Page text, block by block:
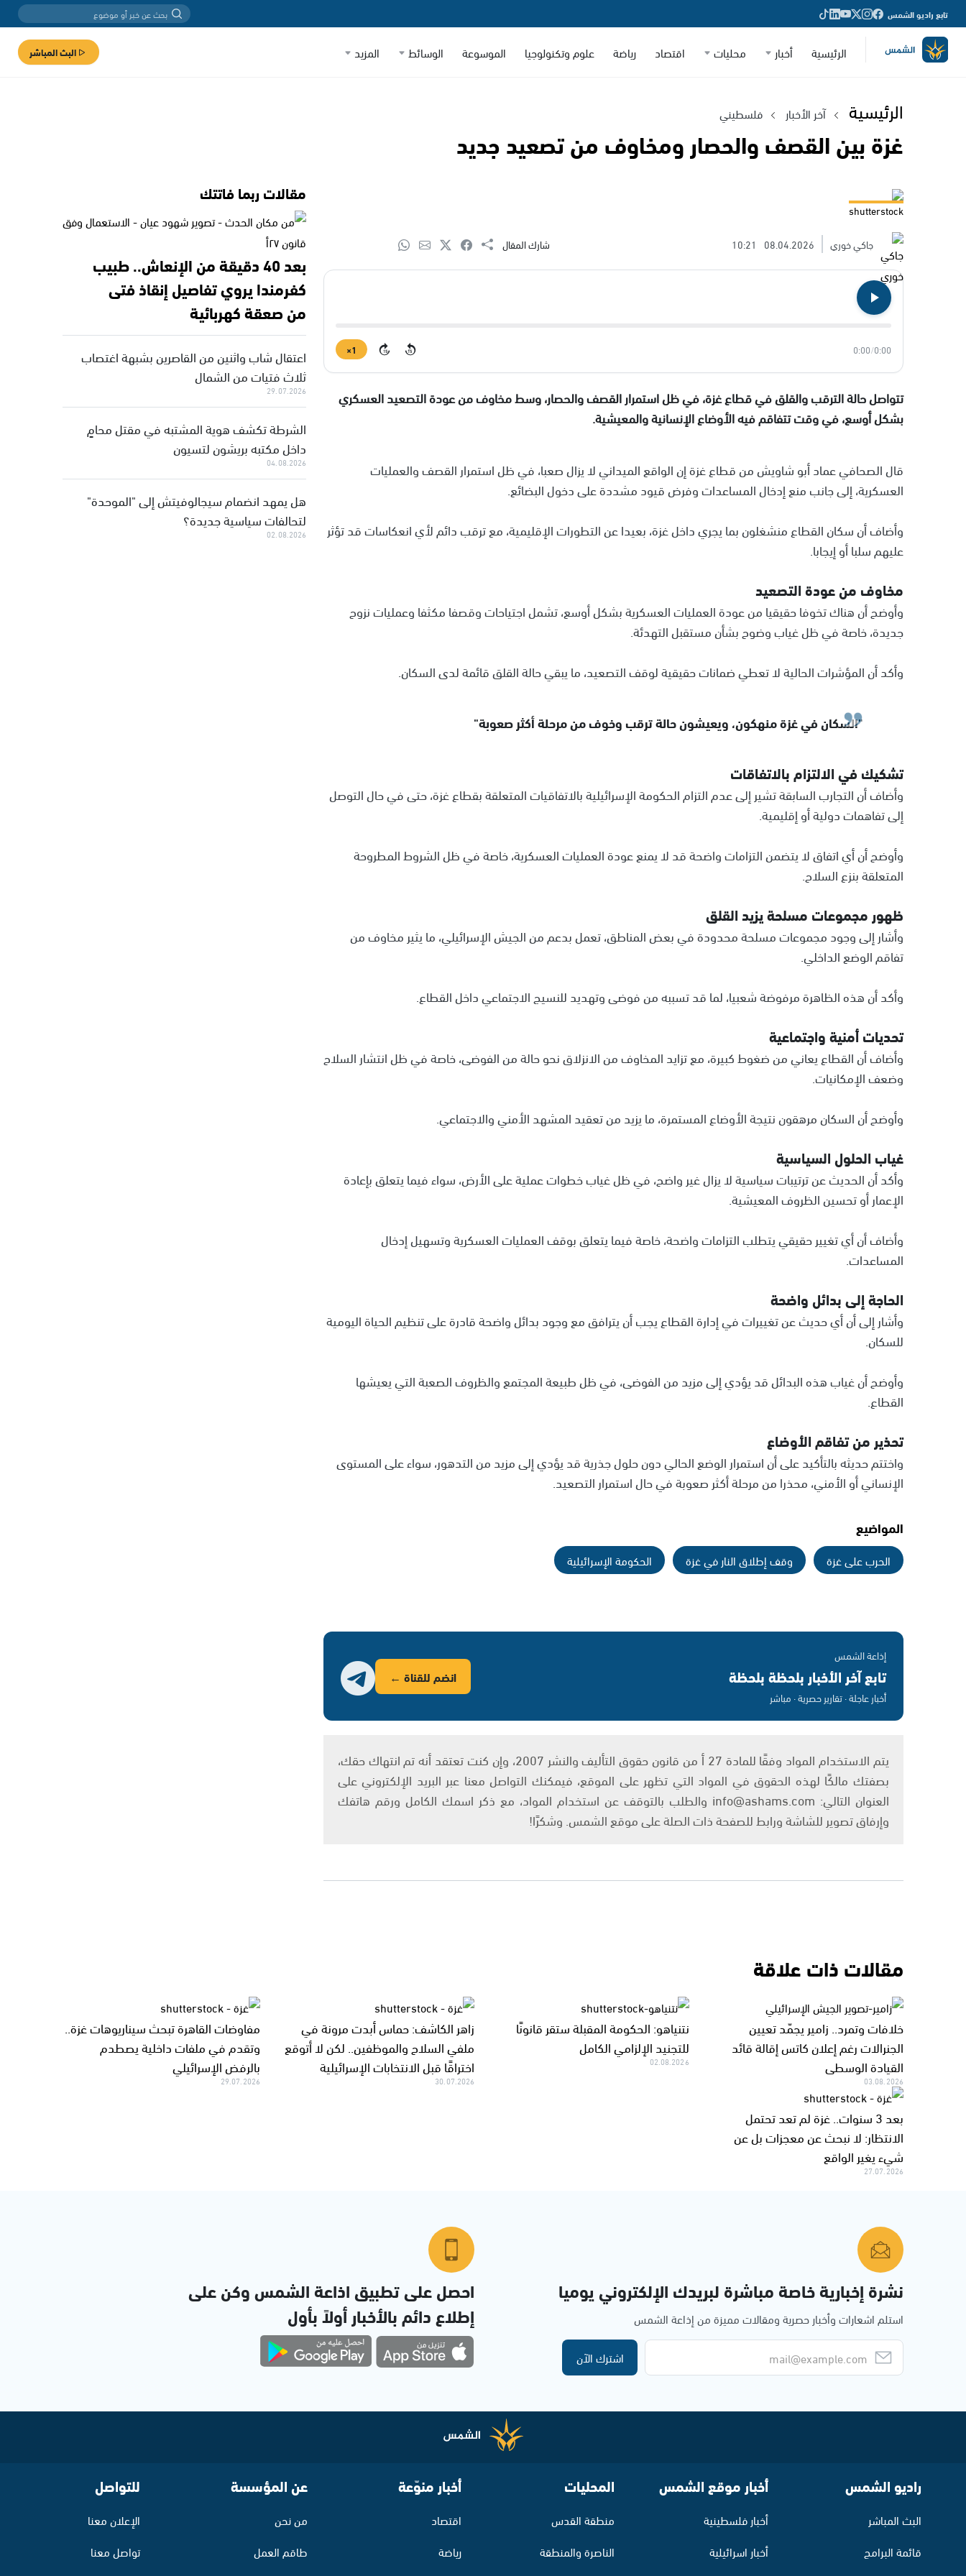
تابع راديو الشمس
الرئيسية أخبار محليات اقتصاد رياضة علوم وتكنولوجيا الموسوعة الوسائط المزيد البث المباشر
الرئيسية آخر الأخبار فلسطيني
غزة بين القصف والحصار ومخاوف من تصعيد جديد
shutterstock
جاكي خوري
08.04.2026
10:21 شارك المقال
0:00
/
0:00
15
15
1×
تتواصل حالة الترقب والقلق في قطاع غزة، في ظل استمرار القصف والحصار، وسط مخاوف من عودة التصعيد العسكري
بشكل أوسع، في وقت تتفاقم فيه الأوضاع الإنسانية والمعيشية.
قال الصحافي عماد أبو شاويش من قطاع غزة إن الواقع الميداني لا يزال صعبا، في ظل استمرار القصف والعمليات
العسكرية، إلى جانب منع إدخال المساعدات وفرض قيود مشددة على دخول البضائع.
وأضاف أن سكان القطاع منشغلون بما يجري داخل غزة، بعيدا عن التطورات الإقليمية، مع ترقب دائم لأي انعكاسات قد تؤثر
عليهم سلبا أو إيجابا.
مخاوف من عودة التصعيد
وأوضح أن هناك تخوفا حقيقيا من عودة العمليات العسكرية بشكل أوسع، تشمل اجتياحات وقصفا مكثفا وعمليات نزوح
جديدة، خاصة في ظل غياب وضوح بشأن مستقبل التهدئة.
وأكد أن المؤشرات الحالية لا تعطي ضمانات حقيقية لوقف التصعيد، ما يبقي حالة القلق قائمة لدى السكان.
"السكان في غزة منهكون، ويعيشون حالة ترقب وخوف من مرحلة أكثر صعوبة"
تشكيك في الالتزام بالاتفاقات
وأضاف أن التجارب السابقة تشير إلى عدم التزام الحكومة الإسرائيلية بالاتفاقيات المتعلقة بقطاع غزة، حتى في حال التوصل
إلى تفاهمات دولية أو إقليمية.
وأوضح أن أي اتفاق لا يتضمن التزامات واضحة قد لا يمنع عودة العمليات العسكرية، خاصة في ظل الشروط المطروحة
المتعلقة بنزع السلاح.
ظهور مجموعات مسلحة يزيد القلق
وأشار إلى وجود مجموعات مسلحة محدودة في بعض المناطق، تعمل بدعم من الجيش الإسرائيلي، ما يثير مخاوف من
تفاقم الوضع الداخلي.
وأكد أن هذه الظاهرة مرفوضة شعبيا، لما قد تسببه من فوضى وتهديد للنسيج الاجتماعي داخل القطاع.
تحديات أمنية واجتماعية
وأضاف أن القطاع يعاني من ضغوط كبيرة، مع تزايد المخاوف من الانزلاق نحو حالة من الفوضى، خاصة في ظل انتشار السلاح
وضعف الإمكانيات.
وأوضح أن السكان مرهقون نتيجة الأوضاع المستمرة، ما يزيد من تعقيد المشهد الأمني والاجتماعي.
غياب الحلول السياسية
وأكد أن الحديث عن ترتيبات سياسية لا يزال غير واضح، في ظل غياب خطوات عملية على الأرض، سواء فيما يتعلق بإعادة
الإعمار أو تحسين الظروف المعيشية.
وأضاف أن أي تغيير حقيقي يتطلب التزامات واضحة، خاصة فيما يتعلق بوقف العمليات العسكرية وتسهيل إدخال
المساعدات.
الحاجة إلى بدائل واضحة
وأشار إلى أن أي حديث عن تغييرات في إدارة القطاع يجب أن يترافق مع وجود بدائل واضحة قادرة على تنظيم الحياة اليومية
للسكان.
وأوضح أن غياب هذه البدائل قد يؤدي إلى مزيد من الفوضى، في ظل طبيعة المجتمع والظروف الصعبة التي يعيشها
القطاع.
تحذير من تفاقم الأوضاع
واختتم حديثه بالتأكيد على أن استمرار الوضع الحالي دون حلول جذرية قد يؤدي إلى مزيد من التدهور، سواء على المستوى
الإنساني أو الأمني، محذرا من مرحلة أكثر صعوبة في حال استمرار التصعيد.
المواضيع
الحرب على غزة وقف إطلاق النار في غزة الحكومة الإسرائيلية
إذاعة الشمس
تابع آخر الأخبار بلحظة بلحظة
أخبار عاجلة · تقارير حصرية · مباشر
انضم للقناة ←
يتم الاستخدام المواد وفقًا للمادة 27 أ من قانون حقوق التأليف والنشر 2007، وإن كنت تعتقد أنه تم انتهاك حقك،
بصفتك مالكًا لهذه الحقوق في المواد التي تظهر على الموقع، فيمكنك التواصل معنا عبر البريد الإلكتروني على
العنوان التالي: info@ashams.com والطلب بالتوقف عن استخدام المواد، مع ذكر اسمك الكامل ورقم هاتفك
وإرفاق تصوير للشاشة ورابط للصفحة ذات الصلة على موقع الشمس. وشكرًا!
مقالات ربما فاتتك
بعد 40 دقيقة من الإنعاش.. طبيب
كفرمندا يروي تفاصيل إنقاذ فتى
من صعقة كهربائية
اعتقال شاب واثنين من القاصرين بشبهة اغتصاب
ثلاث فتيات من الشمال
29.07.2026
الشرطة تكشف هوية المشتبه في مقتل محامٍ
داخل مكتبه بريشون لتسيون
04.08.2026
هل يمهد انضمام سيجالوفيتش إلى "الموحدة"
لتحالفات سياسية جديدة؟
02.08.2026
مقالات ذات علاقة
خلافات وتمرد.. زامير يجمّد تعيين
الجنرالات رغم إعلان كاتس إقالة قائد
القيادة الوسطى
03.08.2026
نتنياهو: الحكومة المقبلة ستقر قانونًا
للتجنيد الإلزامي الكامل
02.08.2026
زاهر الكاشف: حماس أبدت مرونة في
ملفي السلاح والموظفين.. لكن لا أتوقع
اختراقًا قبل الانتخابات الإسرائيلية
30.07.2026
مفاوضات القاهرة تبحث سيناريوهات غزة..
وتقدم في ملفات داخلية يصطدم
بالرفض الإسرائيلي
29.07.2026
بعد 3 سنوات.. غزة لم تعد تحتمل
الانتظار: لا نبحث عن معجزات بل عن
شيء يغير الواقع
27.07.2026
نشرة إخبارية خاصة مباشرة لبريدك الإلكتروني يوميا
استلم اشعارات وأخبار حصرية ومقالات مميزة من إذاعة الشمس
اشترك الآن
احصل على تطبيق اذاعة الشمس وكن على
إطلاع دائم بالأخبار أولاً بأول
راديو الشمس
البث المباشر
قائمة البرامج
أخبار موقع الشمس
أخبار فلسطينية
أخبار اسرائيلية
المحليات
منطقة القدس
الناصرة والمنطقة
أخبار منوّعة
اقتصاد
رياضة
عن المؤسسة
من نحن
طاقم العمل
للتواصل
الإعلان معنا
تواصل معنا